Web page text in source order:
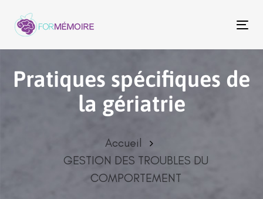
Pratiques spécifiques de
la gériatrie
Accueil
GESTION DES TROUBLES DU
COMPORTEMENT